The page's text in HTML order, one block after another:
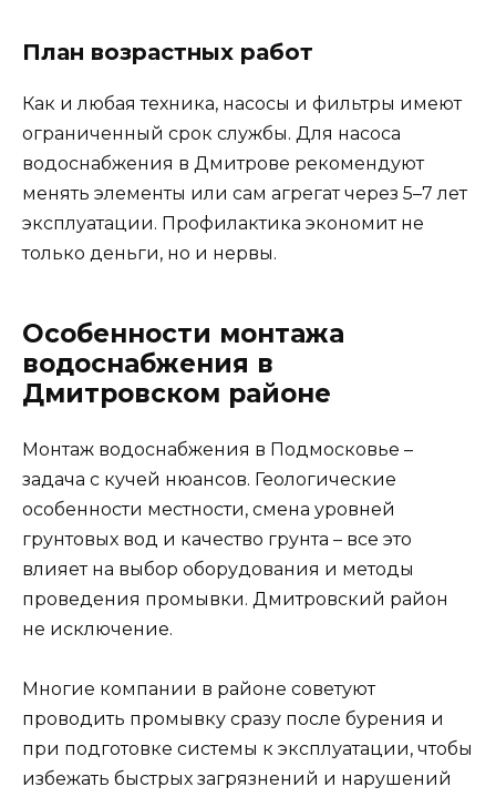
План возрастных работ
Как и любая техника, насосы и фильтры имеют
ограниченный срок службы. Для насоса
водоснабжения в Дмитрове рекомендуют
менять элементы или сам агрегат через 5–7 лет
эксплуатации. Профилактика экономит не
только деньги, но и нервы.
Особенности монтажа
водоснабжения в
Дмитровском районе
Монтаж водоснабжения в Подмосковье –
задача с кучей нюансов. Геологические
особенности местности, смена уровней
грунтовых вод и качество грунта – все это
влияет на выбор оборудования и методы
проведения промывки. Дмитровский район
не исключение.
Многие компании в районе советуют
проводить промывку сразу после бурения и
при подготовке системы к эксплуатации, чтобы
избежать быстрых загрязнений и нарушений